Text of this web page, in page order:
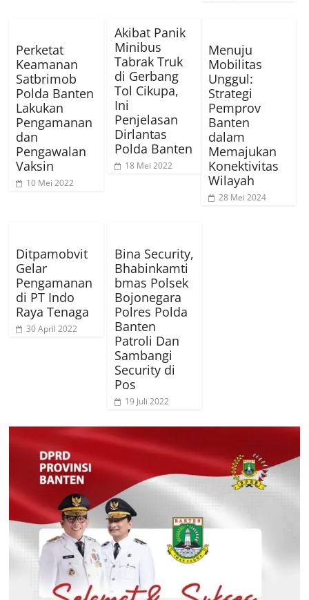
Perketat
Keamanan
Satbrimob
Polda Banten
Lakukan
Pengamanan
dan
Pengawalan
Vaksin
10 Mei 2022
Akibat Panik
Minibus
Tabrak Truk
di Gerbang
Tol Cikupa,
Ini
Penjelasan
Dirlantas
Polda Banten
18 Mei 2022
Menuju
Mobilitas
Unggul:
Strategi
Pemprov
Banten
dalam
Memajukan
Konektivitas
Wilayah
28 Mei 2024
Ditpamobvit
Gelar
Pengamanan
di PT Indo
Raya Tenaga
30 April 2022
Bina Security,
Bhabinkamti
bmas Polsek
Bojonegara
Polres Polda
Banten
Patroli Dan
Sambangi
Security di
Pos
19 Juli 2022